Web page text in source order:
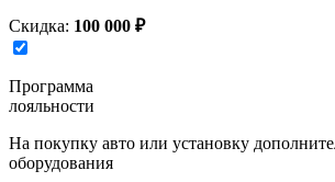
Скидка: 100 000 ₽
Программа
лояльности
На покупку авто или установку
оборудования